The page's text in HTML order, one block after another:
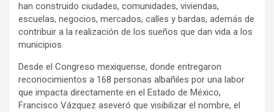
han construido ciudades, comunidades, viviendas,
escuelas, negocios, mercados, calles y bardas, además de
contribuir a la realización de los sueños que dan vida a los
municipios.
Desde el Congreso mexiquense, donde entregaron
reconocimientos a 168 personas albañiles por una labor
que impacta directamente en el Estado de México,
Francisco Vázquez aseveró que visibilizar el nombre, el